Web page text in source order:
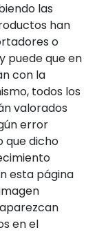
las
han
o
puede que en
con la
todos los
valorados
error
que dicho
esta página
en el